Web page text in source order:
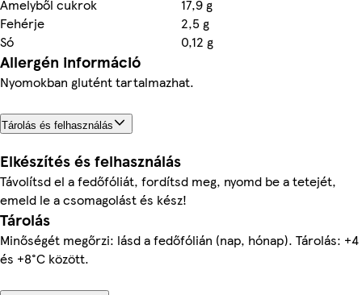
Amelyből cukrok
17,9 g
Fehérje
2,5 g
Só
0,12 g
Allergén információ
Nyomokban glutént tartalmazhat.
Tárolás és felhasználás
Elkészítés és felhasználás
Távolítsd el a fedőfóliát, fordítsd meg, nyomd be a tetejét,
emeld le a csomagolást és kész!
Tárolás
Minőségét megőrzi: lásd a fedőfólián (nap, hónap). Tárolás: +4
és +8°C között.